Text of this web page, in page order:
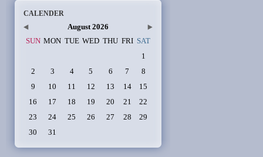
CALENDER
August 2026
SUN MON TUE WED THU FRI SAT
1
2
3 4 5 6 7
8
9
10 11 12 13 14
15
16
17 18 19 20 21
22
23
24 25 26 27 28
29
30
31